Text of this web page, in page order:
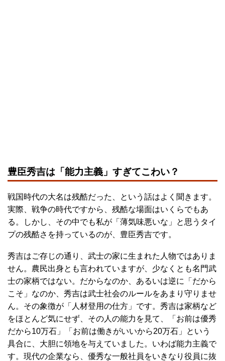
豊臣秀吉は「能力主義」すぎてこわい？
戦国時代の大名は残酷だった、という話はよく聞きます。
実際、戦争の時代ですから、残酷な場面はいくらでもあ
る。しかし、その中でも私が「薄気味悪いな」と思うタイ
プの残酷さを持っているのが、豊臣秀吉です。
秀吉はご存じの通り、武士の家に生まれた人物ではありま
せん。農民出身とも言われていますが、少なくとも名門武
士の家柄ではない。だからなのか、あるいは逆に「だから
こそ」なのか、秀吉は武士社会のルールをあまり守りませ
ん。その象徴が「人材登用の仕方」です。秀吉は家柄など
をほとんど気にせず、その人の能力を見て、「お前は優秀
だから10万石」「お前は働きがいいから20万石」という
具合に、大胆に領地を与えていました。いわば能力主義で
す。現代の企業なら、優秀な一般社員をいきなり役員に抜